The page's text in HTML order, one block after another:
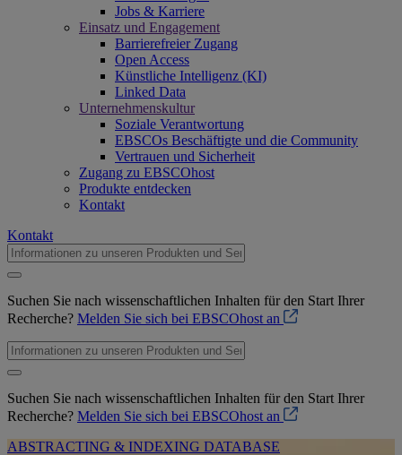
Jobs & Karriere
Einsatz und Engagement
Barrierefreier Zugang
Open Access
Künstliche Intelligenz (KI)
Linked Data
Unternehmenskultur
Soziale Verantwortung
EBSCOs Beschäftigte und die Community
Vertrauen und Sicherheit
Zugang zu EBSCOhost
Produkte entdecken
Kontakt
Kontakt
Suchen Sie nach wissenschaftlichen Inhalten für den Start Ihrer
Recherche? Melden Sie sich bei EBSCOhost an
Suchen Sie nach wissenschaftlichen Inhalten für den Start Ihrer
Recherche? Melden Sie sich bei EBSCOhost an
ABSTRACTING & INDEXING DATABASE